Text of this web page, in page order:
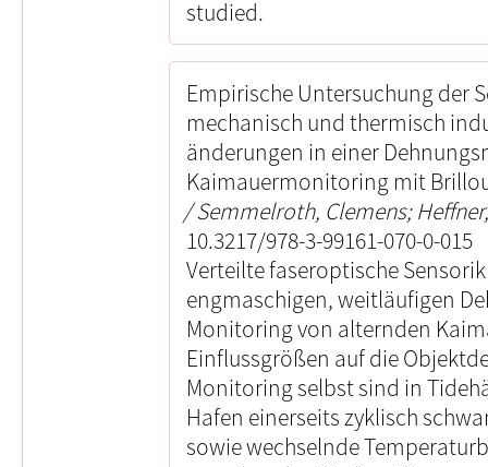
studied.
Empirische Untersuchung der
mechanisch und thermisch
änderungen in einer
Kaimauermonitoring mit
Semmelroth, Clemens;
10.3217/978-3-99161-070-0-015
Verteilte faseroptische
engmaschigen, weitläufigen
Monitoring von alternden
Einflussgrößen auf die
Monitoring selbst sind in
Hafen einerseits zyklisch
sowie wechselnde